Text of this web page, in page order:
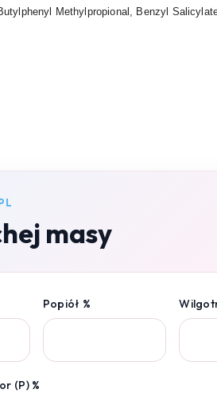
Methylpropional, Benzyl
masy
Popiół %
(P) %